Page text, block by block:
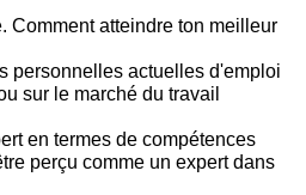
Comment atteindre ton meilleur
personnelles actuelles d'emploi
sur le marché du travail
en termes de compétences
perçu comme un expert dans